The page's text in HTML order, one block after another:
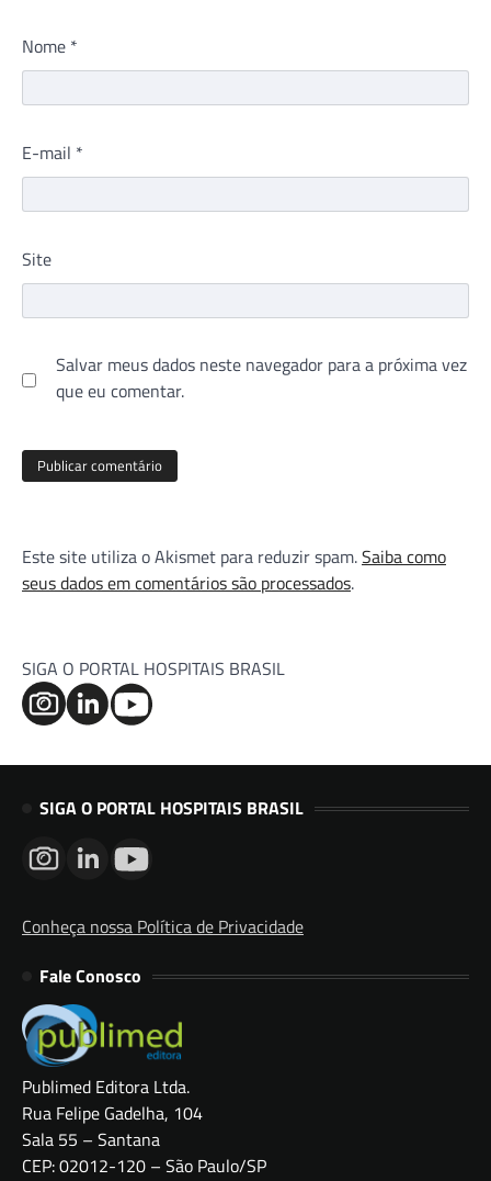
Nome *
E-mail *
Site
Salvar meus dados neste navegador para a próxima vez
que eu comentar.
Este site utiliza o Akismet para reduzir spam.Saiba como
seus dados em comentários são processados.
SIGA O PORTAL HOSPITAIS BRASIL
SIGA O PORTAL HOSPITAIS BRASIL
Conheça nossa Política de Privacidade
Fale Conosco
Publimed Editora Ltda.
Rua Felipe Gadelha, 104
Sala 55 – Santana
CEP: 02012-120 – São Paulo/SP